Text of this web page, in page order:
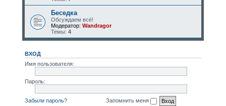
Беседка
Обсуждаем всё!
Модератор: Wandragor
Темы: 4
ВХОД
Имя пользователя:
Пароль:
Забыли пароль? Запомнить меня